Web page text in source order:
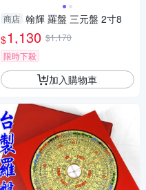
商店 翰輝 羅盤 三元盤 2寸8
$1,130 $1,170
限時下殺
加入購物車